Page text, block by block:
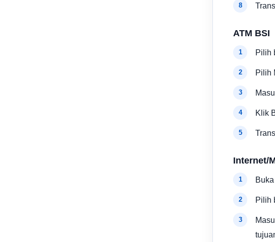
ATM BSI
Pilih
Pilih
Klik
Internet/
Pilih